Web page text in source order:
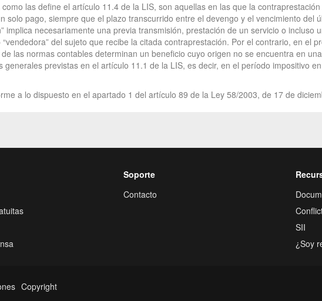
las define el artículo 11.4 de la LIS, son aquellas en las que la
solo pago, siempre que el plazo transcurrido entre el devengo y el vencimiento del
implica necesariamente una previa transmisión, prestación de un servicio o incluso
del sujeto que recibe la citada contraprestación. Por el contrario, en el
las normas contables determinan un beneficio cuyo origen no se encuentra en
previstas en el artículo 11.1 de la LIS, es decir, en el período impositivo
a lo dispuesto en el apartado 1 del artículo 89 de la Ley 58/2003, de 17 de
Soporte
Contacto
SII
¿Soy
Copyright